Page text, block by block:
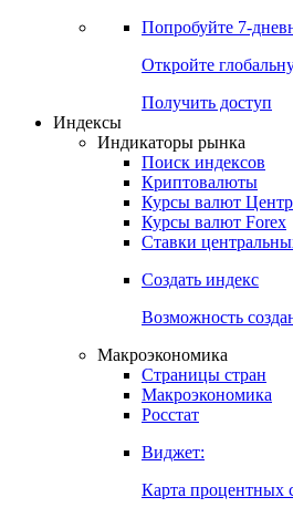
Попробуйте 7-
Откройте
Получить доступ
Индексы
Индикаторы рынка
Поиск индексов
Криптовалюты
Курсы валют
Курсы валют Forex
Ставки
Создать индекс
Возможность
Макроэкономика
Страницы стран
Макроэкономика
Росстат
Виджет:
Карта процентных